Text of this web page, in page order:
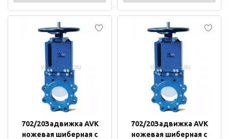
702/20Задвижка AVK
ножевая шиберная с
702/20Задвижка AVK
ножевая шиберная с